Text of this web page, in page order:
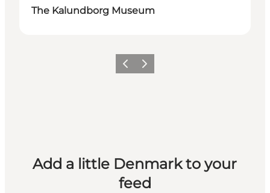
The Kalundborg Museum
Previous
Next
Add a little Denmark to your
feed